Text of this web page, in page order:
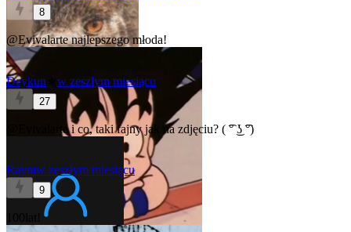
8
@Evivalartenajlepszego młoda!
Deykun w zeszłym miesiącu
27
@Evivalartei co, taki fajny jak na zdjęciu? ( ͡° ͜ʖ ͡°)
Ravmw zeszłym miesiącu
9